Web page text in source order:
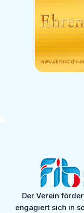
Der Verein
engagiert sich in